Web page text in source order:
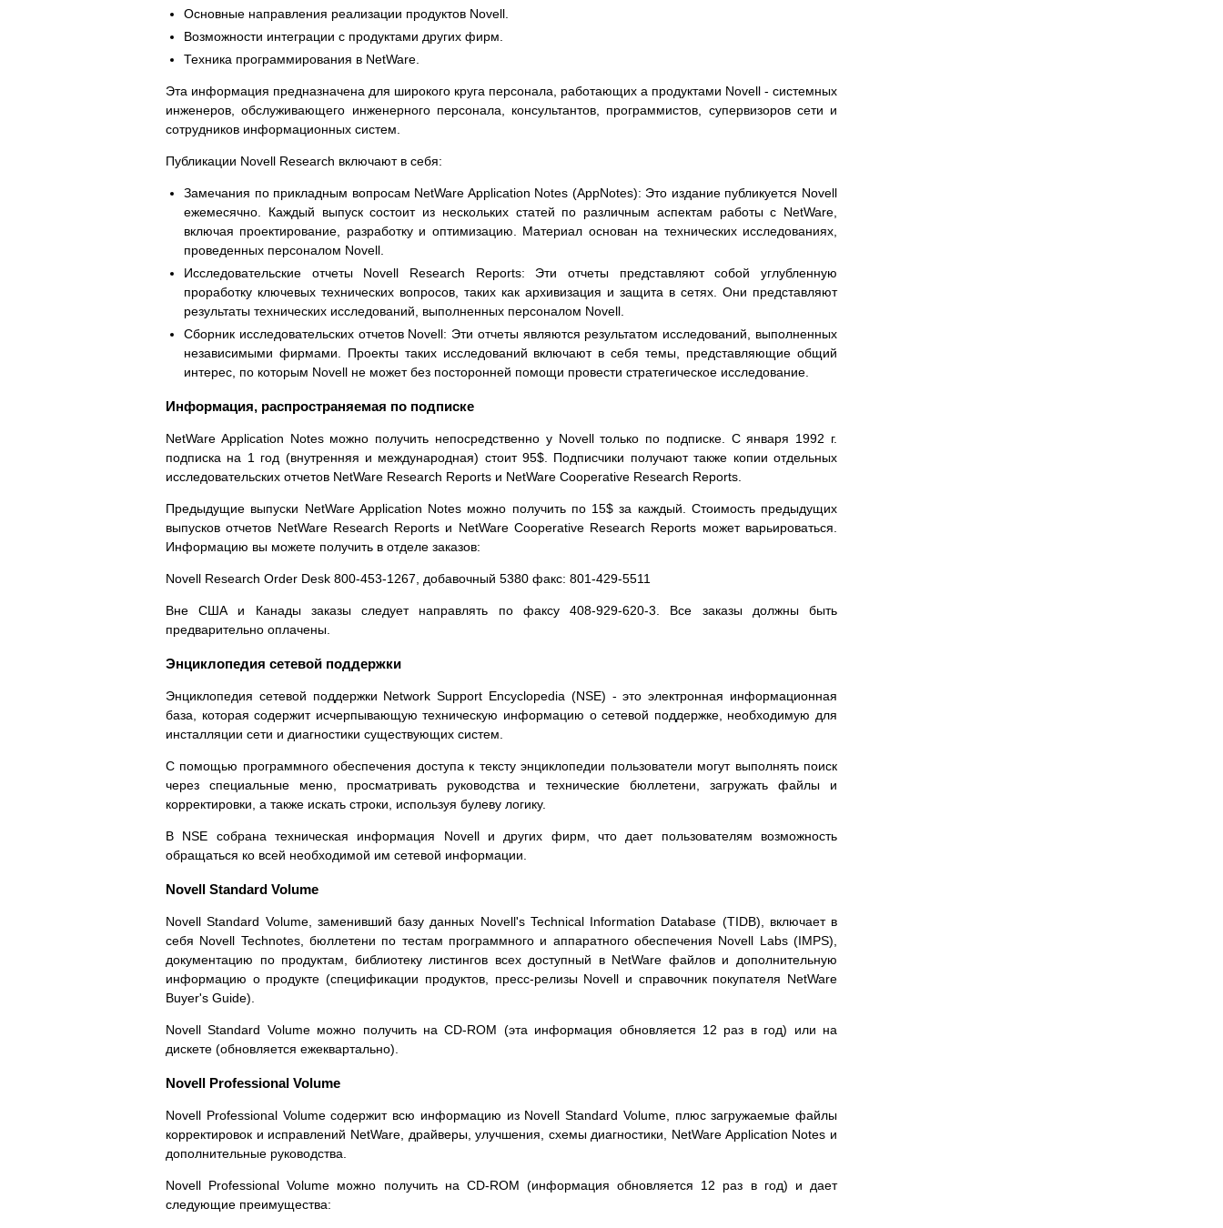
Основные направления реализации продуктов Novell.
Возможности интеграции с продуктами других фирм.
Техника программирования в NetWare.
Эта информация предназначена для широкого круга персонала, работающих а продуктами Novell - системных
инженеров, обслуживающего инженерного персонала, консультантов, программистов, супервизоров сети и
сотрудников информационных систем.
Публикации Novell Research включают в себя:
Замечания по прикладным вопросам NetWare Application Notes (AppNotes): Это издание публикуется Novell
ежемесячно. Каждый выпуск состоит из нескольких статей по различным аспектам работы с NetWare,
включая проектирование, разработку и оптимизацию. Материал основан на технических исследованиях,
проведенных персоналом Novell.
Исследовательские отчеты Novell Research Reports: Эти отчеты представляют собой углубленную
проработку ключевых технических вопросов, таких как архивизация и защита в сетях. Они представляют
результаты технических исследований, выполненных персоналом Novell.
Сборник исследовательских отчетов Novell: Эти отчеты являются результатом исследований, выполненных
независимыми фирмами. Проекты таких исследований включают в себя темы, представляющие общий
интерес, по которым Novell не может без посторонней помощи провести стратегическое исследование.
Информация, распространяемая по подписке
NetWare Application Notes можно получить непосредственно у Novell только по подписке. С января 1992 г.
подписка на 1 год (внутренняя и международная) стоит 95$. Подписчики получают также копии отдельных
исследовательских отчетов NetWare Research Reports и NetWare Cooperative Research Reports.
Предыдущие выпуски NetWare Application Notes можно получить по 15$ за каждый. Стоимость предыдущих
выпусков отчетов NetWare Research Reports и NetWare Cooperative Research Reports может варьироваться.
Информацию вы можете получить в отделе заказов:
Novell Research Order Desk 800-453-1267, добавочный 5380 факс: 801-429-5511
Вне США и Канады заказы следует направлять по факсу 408-929-620-3. Все заказы должны быть
предварительно оплачены.
Энциклопедия сетевой поддержки
Энциклопедия сетевой поддержки Network Support Encyclopedia (NSE) - это электронная информационная
база, которая содержит исчерпывающую техническую информацию о сетевой поддержке, необходимую для
инсталляции сети и диагностики существующих систем.
С помощью программного обеспечения доступа к тексту энциклопедии пользователи могут выполнять поиск
через специальные меню, просматривать руководства и технические бюллетени, загружать файлы и
корректировки, а также искать строки, используя булеву логику.
В NSE собрана техническая информация Novell и других фирм, что дает пользователям возможность
обращаться ко всей необходимой им сетевой информации.
Novell Standard Volume
Novell Standard Volume, заменивший базу данных Novell's Technical Information Database (TIDB), включает в
себя Novell Technotes, бюллетени по тестам программного и аппаратного обеспечения Novell Labs (IMPS),
документацию по продуктам, библиотеку листингов всех доступный в NetWare файлов и дополнительную
информацию о продукте (спецификации продуктов, пресс-релизы Novell и справочник покупателя NetWare
Buyer's Guide).
Novell Standard Volume можно получить на CD-ROM (эта информация обновляется 12 раз в год) или на
дискете (обновляется ежеквартально).
Novell Professional Volume
Novell Professional Volume содержит всю информацию из Novell Standard Volume, плюс загружаемые файлы
корректировок и исправлений NetWare, драйверы, улучшения, схемы диагностики, NetWare Application Notes и
дополнительные руководства.
Novell Professional Volume можно получить на CD-ROM (информация обновляется 12 раз в год) и дает
следующие преимущества: